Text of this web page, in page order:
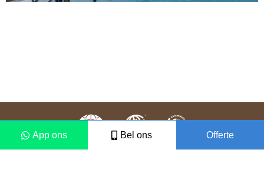
App ons Bel ons Offerte